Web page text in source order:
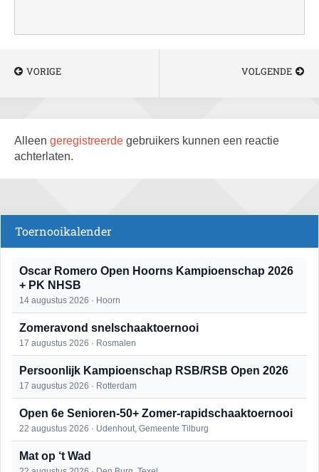
VORIGE VOLGENDE
Alleen geregistreerde gebruikers kunnen een reactie
achterlaten.
Toernooikalender
Oscar Romero Open Hoorns Kampioenschap 2026
+ PK NHSB
14 augustus 2026 · Hoorn
Zomeravond snelschaaktoernooi
17 augustus 2026 · Rosmalen
Persoonlijk Kampioenschap RSB/RSB Open 2026
17 augustus 2026 · Rotterdam
Open 6e Senioren-50+ Zomer-rapidschaaktoernooi
22 augustus 2026 · Udenhout, Gemeente Tilburg
Mat op ‘t Wad